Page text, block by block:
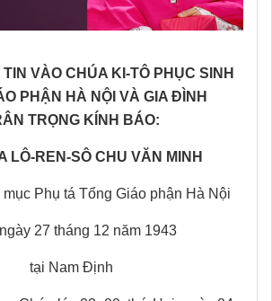
VÀO CHÚA KI-TÔ PHỤC SINH
PHẬN HÀ NỘI VÀ GIA ĐÌNH
TRỌNG KÍNH BÁO:
LÔ-REN-SÔ CHU VĂN MINH
mục Phụ tá Tổng Giáo phận Hà Nội
27 tháng 12 năm 1943
tại Nam Ðịnh